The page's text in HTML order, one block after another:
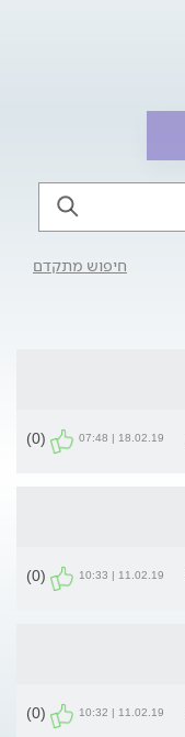
חיפוש מתקדם
18.02.19 | 07:48
(0)
11.02.19 | 10:33
(0)
11.02.19 | 10:32
(0)